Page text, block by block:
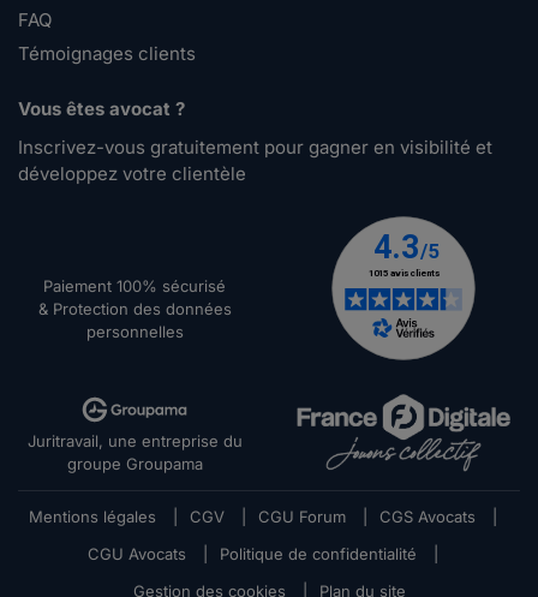
FAQ
Témoignages clients
Vous êtes avocat ?
Inscrivez-vous gratuitement pour gagner en visibilité et
développez votre clientèle
Paiement 100% sécurisé
& Protection des données
personnelles
Juritravail, une entreprise du
groupe Groupama
Mentions légales CGV CGU Forum CGS Avocats
CGU Avocats
Politique de confidentialité
Gestion des cookies
Plan du site